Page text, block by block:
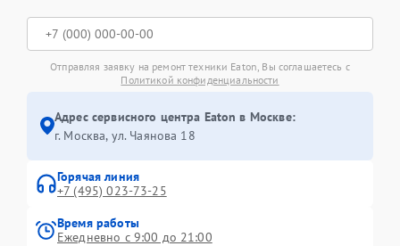
Отправляя заявку на ремонт техники Eaton, Вы соглашаетесь с
Политикой конфиденциальности
Адрес сервисного центра Eaton в Москве:
г. Москва, ул. Чаянова 18
Горячая линия
+7 (495) 023-73-25
Время работы
Ежедневно с 9:00 до 21:00